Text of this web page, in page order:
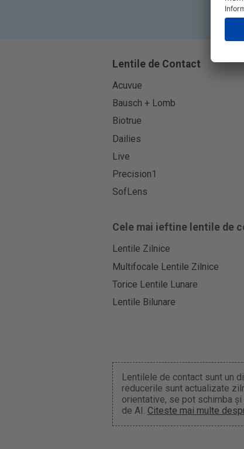
Lentile de Contact
Acuvue
Bausch + Lomb
Biotrue
Dailies
Live
Precision1
SofLens
Cele mai ieftine lentile de
Lentile Zilnice
Multifocale Lentile Zilnice
Torice Lentile Lunare
Lentile Bilunare
Lentilele de contact sunt un
reducerile sunt actualizate
orientative, se pot schimba
de AI. Citeste mai multe